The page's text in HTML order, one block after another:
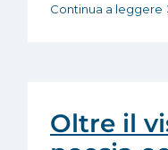
Continua a leggere
Oltre il